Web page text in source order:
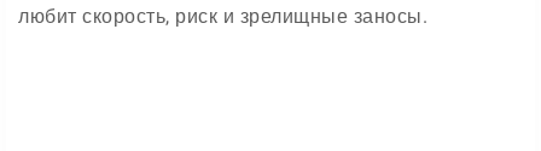
любит скорость, риск и зрелищные заносы.